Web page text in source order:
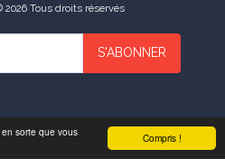
Compris !
sorte que vous
Tous droits réservés
S'ABONNER